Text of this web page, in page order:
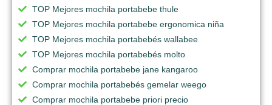
TOP Mejores mochila portabebe thule
TOP Mejores mochila portabebe ergonomica niña
TOP Mejores mochila portabebés wallabee
TOP Mejores mochila portabebés molto
Comprar mochila portabebe jane kangaroo
Comprar mochila portabebés gemelar weego
Comprar mochila portabebe priori precio